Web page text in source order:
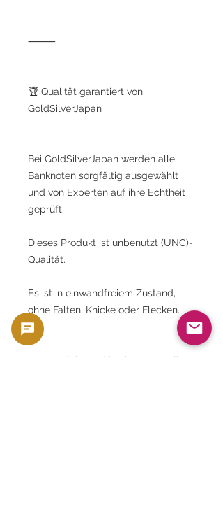
⸻
🏆 Qualität garantiert von
GoldSilverJapan
Bei GoldSilverJapan werden alle
Banknoten sorgfältig ausgewählt
und von Experten auf ihre Echtheit
geprüft.
Dieses Produkt ist unbenutzt (UNC)-
Qualität.
Es ist in einwandfreiem Zustand,
ohne Falten, Knicke oder Flecken.
Das Produkt wird in einer speziellen